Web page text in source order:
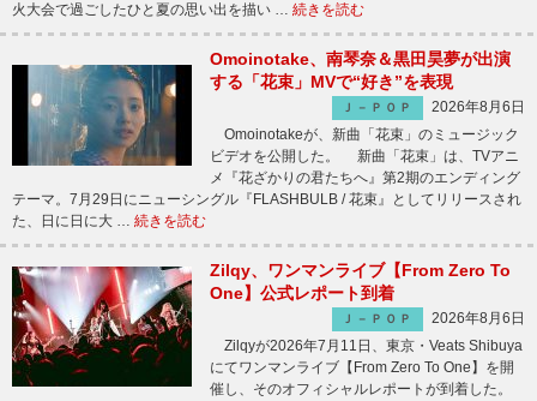
火大会で過ごしたひと夏の思い出を描い … 続きを読む
Omoinotake、南琴奈＆黒田昊夢が出演
する「花束」MVで“好き”を表現
Ｊ－ＰＯＰ
2026年8月6日
Omoinotakeが、新曲「花束」のミュージック
ビデオを公開した。 新曲「花束」は、TVアニ
メ『花ざかりの君たちへ』第2期のエンディング
テーマ。7月29日にニューシングル『FLASHBULB / 花束』としてリリースされ
た、日に日に大 … 続きを読む
Zilqy、ワンマンライブ【From Zero To
One】公式レポート到着
Ｊ－ＰＯＰ
2026年8月6日
Zilqyが2026年7月11日、東京・Veats Shibuya
にてワンマンライブ【From Zero To One】を開
催し、そのオフィシャルレポートが到着した。